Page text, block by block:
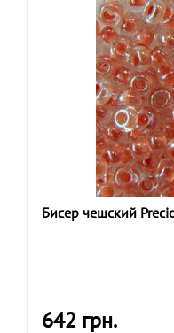
Бисер чешский
642 грн.